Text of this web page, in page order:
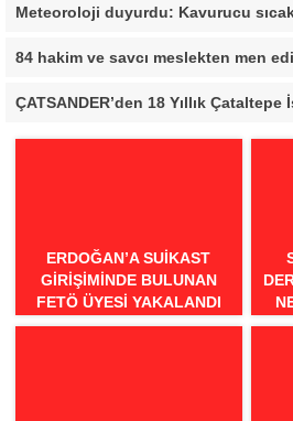
84 hakim ve savcı meslekten men
ERDOĞAN’A SUIKAST
GIRIŞIMINDE BULUNAN
FETÖ ÜYESI YAKALANDI